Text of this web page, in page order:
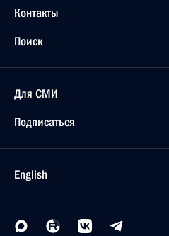
Контакты
Поиск
Для СМИ
Подписаться
English